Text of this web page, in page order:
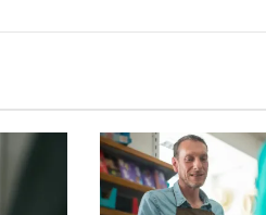
ثورة الذكاء
العلاج الجديد
لمكافحة المرض